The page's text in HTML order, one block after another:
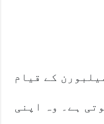
کے قیام
ہے۔ وہ اپنی